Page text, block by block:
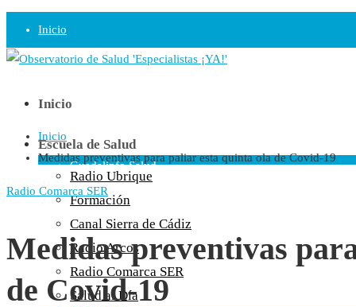
Inicio
Observatorio
Opinión
Radio
Guadalinfo Salud
Radio Guadalete
COPE Pontevedra
Salud en Radio Ubrique
Salud en Verano
Plataforma
Inicio
Escuela de Salud
Radio Ubrique
Formación
Canal Sierra de Cádiz
Radio Arcos
Radio Comarca SER
Salud al Día
Inicio
Medidas preventivas para paliar esta quinta ola de Covid-19
Radio Comarca SER
Medidas preventivas
de Covid-19